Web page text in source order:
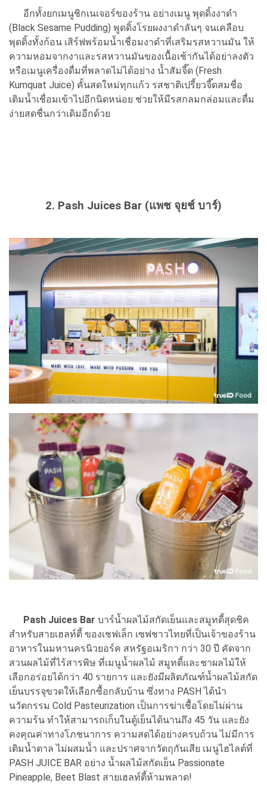
อีกทั้งยกเมนูชิกเนเจอร์ของร้าน อย่างเมนู พุดดิ้งงาดำ
(Black Sesame Pudding) พูดดิ้งโรยผงงาดำลันๆ จนเคลือบ
พุดดิ้งทั้งก้อน เสิร์ฟพร้อมน้ำเชื่อมงาดำที่เสริมรสหวานมัน ให้
ความหอมจากงาและรสหวานมันของเนื้อเช้ากันได้อย่าลงตัว
หรือเมนูเครื่องดื่มที่พลาดไม่ได้อย่าง น้ำสัมจี๊ด (Fresh
Kumquat Juice) คั้นสดใหม่ทุกแก้ว รสชาติเปรี้ยวจี๊ดสมชื่อ
เติมน้ำเชื่อมเข้าไปอีกนิดหน่อย ช่วยให้มีรสกลมกล่อมและดื่ม
ง่ายสดชื่นกว่าเดิมอีกด้วย
2. Pash Juices Bar (แพช จุยช์ บาร์)
Pash Juices Bar บาร์น้ำผลไม้สกัดเย็นและสมูทตี้สุดชิค
สำหรับสายเฮลท์ตี้ ของเชฟเล็ก เซฟชาวไทยที่เป็นเจ้าของร้าน
อาหารในมหานครนิวยอร์ค สหรัฐอเมริกา กว่า 30 ปี คัดจาก
สวนผลไม้ที่ไร้สารพิษ ที่เมนูน้ำผลไม้ สมูทตี้และชาผลไม้ให้
เลือกอร่อยได้กว่า 40 รายการ และยังมีผลิตภัณฑ์น้ำผลไม้สกัด
เย็นบรรจุขวดให้เลือกซื้อกลับบ้าน ซึ่งทาง PASH ได้นำ
นวัตกรรม Cold Pasteurization เป็นการฆ่าเชื้อโดยไม่ผ่าน
ความร้น ทำให้สามารถเก็บในตู้เย็นได้นานถึง 45 วัน และยัง
คงคุณค่าทางโภชนาการ ความสดได้อย่างครบถ้วน ไม่มีการ
เติมน้ำตาล ไม่ผสมน้ำ และปราศจากวัตถุกันเสีย เมนูไฮไลต์ที่
PASH JUICE BAR อย่าง น้ำผลไม้สกัดเย็น Passionate
Pineapple, Beet Blast สายเฮลท์ตี้ห้ามพลาด!